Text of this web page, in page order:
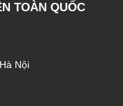
TOÀN QUỐC
Nội